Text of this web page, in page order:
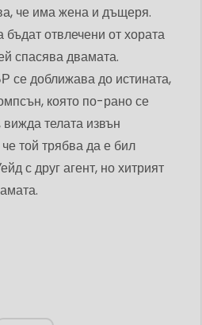
че има жена и дъщеря.
бъдат отвлечени от хората
спасява двамата.
се доближава до истината,
която по-рано се
телата извън
той трябва да е бил
с друг агент, но хитрият